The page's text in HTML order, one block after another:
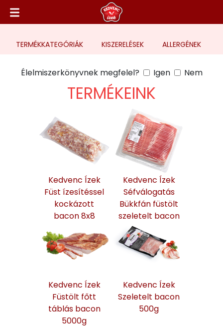
TERMÉKKATEGÓRIÁK KISZERELÉSEK ALLERGÉNEK
Élelmiszerkönyvnek megfelel? Igen Nem
TERMÉKEINK
Kedvenc Ízek
Füst ízesítéssel
kockázott
bacon 8x8
Kedvenc Ízek
Séfválogatás
Bükkfán füstölt
szeletelt bacon
Kedvenc Ízek
Füstölt főtt
táblás bacon
5000g
Kedvenc Ízek
Szeletelt bacon
500g